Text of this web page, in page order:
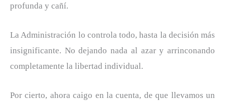
profunda y cañí.
La Administración lo controla todo, hasta la decisión más
insignificante. No dejando nada al azar y arrinconando
completamente la libertad individual.
Por cierto, ahora caigo en la cuenta, de que llevamos un